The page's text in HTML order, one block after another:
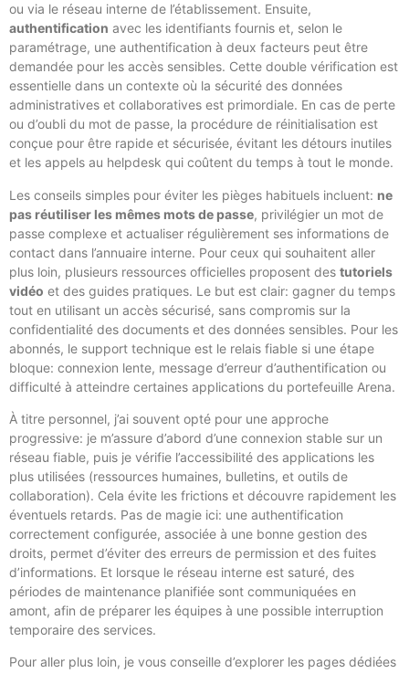
ou via le réseau interne de l’établissement. Ensuite,
authentification avec les identifiants fournis et, selon le
paramétrage, une authentification à deux facteurs peut être
demandée pour les accès sensibles. Cette double vérification est
essentielle dans un contexte où la sécurité des données
administratives et collaboratives est primordiale. En cas de perte
ou d’oubli du mot de passe, la procédure de réinitialisation est
conçue pour être rapide et sécurisée, évitant les détours inutiles
et les appels au helpdesk qui coûtent du temps à tout le monde.
Les conseils simples pour éviter les pièges habituels incluent: ne
pas réutiliser les mêmes mots de passe, privilégier un mot de
passe complexe et actualiser régulièrement ses informations de
contact dans l’annuaire interne. Pour ceux qui souhaitent aller
plus loin, plusieurs ressources officielles proposent des tutoriels
vidéo et des guides pratiques. Le but est clair: gagner du temps
tout en utilisant un accès sécurisé, sans compromis sur la
confidentialité des documents et des données sensibles. Pour les
abonnés, le support technique est le relais fiable si une étape
bloque: connexion lente, message d’erreur d’authentification ou
difficulté à atteindre certaines applications du portefeuille Arena.
À titre personnel, j’ai souvent opté pour une approche
progressive: je m’assure d’abord d’une connexion stable sur un
réseau fiable, puis je vérifie l’accessibilité des applications les
plus utilisées (ressources humaines, bulletins, et outils de
collaboration). Cela évite les frictions et découvre rapidement les
éventuels retards. Pas de magie ici: une authentification
correctement configurée, associée à une bonne gestion des
droits, permet d’éviter des erreurs de permission et des fuites
d’informations. Et lorsque le réseau interne est saturé, des
périodes de maintenance planifiée sont communiquées en
amont, afin de préparer les équipes à une possible interruption
temporaire des services.
Pour aller plus loin, je vous conseille d’explorer les pages dédiées